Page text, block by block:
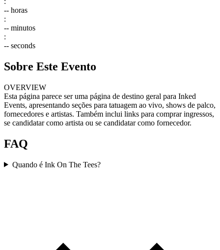
-- horas
:
-- minutos
:
-- seconds
Sobre Este Evento
OVERVIEW
Esta página parece ser uma página de destino geral para Inked
Events, apresentando seções para tatuagem ao vivo, shows de palco,
fornecedores e artistas. Também inclui links para comprar ingressos,
se candidatar como artista ou se candidatar como fornecedor.
FAQ
Quando é Ink On The Tees?